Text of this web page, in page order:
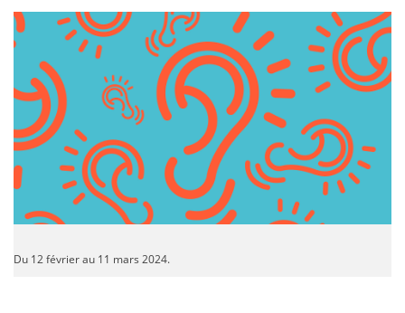
Du 12 février au 11 mars 2024.